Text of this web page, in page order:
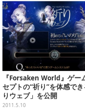
『Forsaken World』ゲー
セプトの“祈り”を体感で
りウェブ」を公開
2011.5.10